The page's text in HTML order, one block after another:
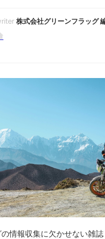
株式会社グリーンフラッグ
情報収集に欠かせない雑誌